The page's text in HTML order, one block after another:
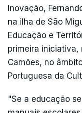
Inovação,
na ilha de São
Educação e
primeira iniciativa,
Camões, no
Portuguesa da
"Se a educação